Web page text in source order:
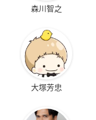
森川智之
大塚芳忠